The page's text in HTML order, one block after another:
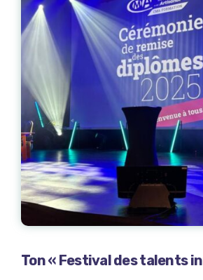
Ton « Festival des talents